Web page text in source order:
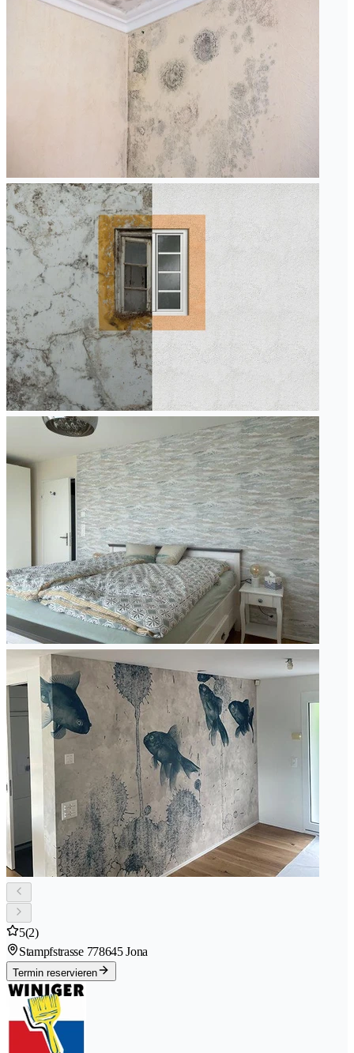
5(2)
Stampfstrasse 778645 Jona
Termin reservieren